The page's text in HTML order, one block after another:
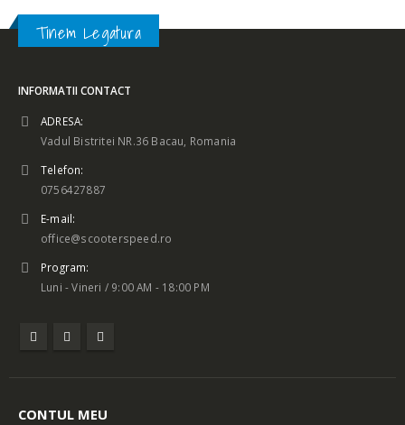
Tinem Legatura
INFORMATII CONTACT
ADRESA:
Vadul Bistritei NR.36 Bacau, Romania
Telefon:
0756427887
E-mail:
office@scooterspeed.ro
Program:
Luni - Vineri / 9:00 AM - 18:00 PM
CONTUL MEU